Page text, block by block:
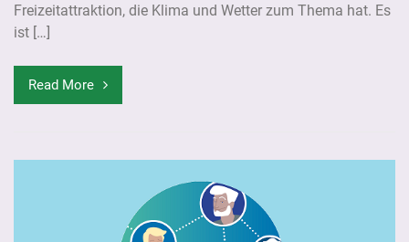
Freizeitattraktion, die Klima und Wetter zum Thema hat. Es
ist […]
Read More